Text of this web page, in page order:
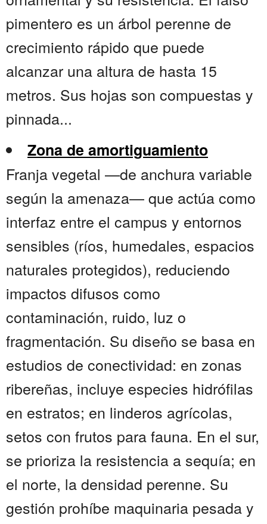
pimentero es un árbol perenne de
crecimiento rápido que puede
alcanzar una altura de hasta 15
metros. Sus hojas son compuestas y
pinnada...
Zona de amortiguamiento
Franja vegetal —de anchura variable
según la amenaza— que actúa como
interfaz entre el campus y entornos
sensibles (ríos, humedales, espacios
naturales protegidos), reduciendo
impactos difusos como
contaminación, ruido, luz o
fragmentación. Su diseño se basa en
estudios de conectividad: en zonas
ribereñas, incluye especies hidrófilas
en estratos; en linderos agrícolas,
setos con frutos para fauna. En el sur,
se prioriza la resistencia a sequía; en
el norte, la densidad perenne. Su
gestión prohíbe maquinaria pesada y